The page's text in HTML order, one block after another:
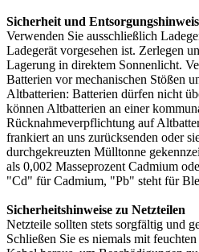
Sicherheit und
Verwenden Sie ausschließlich
Ladegerät vorgesehen ist. Zerlegen
Lagerung in direktem Sonnenlicht.
Batterien vor mechanischen Stößen
Altbatterien: Batterien dürfen nicht
können Altbatterien an einer
Rücknahmeverpflichtung auf
frankiert an uns zurücksenden oder
durchgekreuzten Mülltonne
als 0,002 Masseprozent Cadmium
"Cd" für Cadmium, "Pb" steht für
Sicherheitshinweise zu Netzteilen
Netzteile sollten stets sorgfältig und
Schließen Sie es niemals mit